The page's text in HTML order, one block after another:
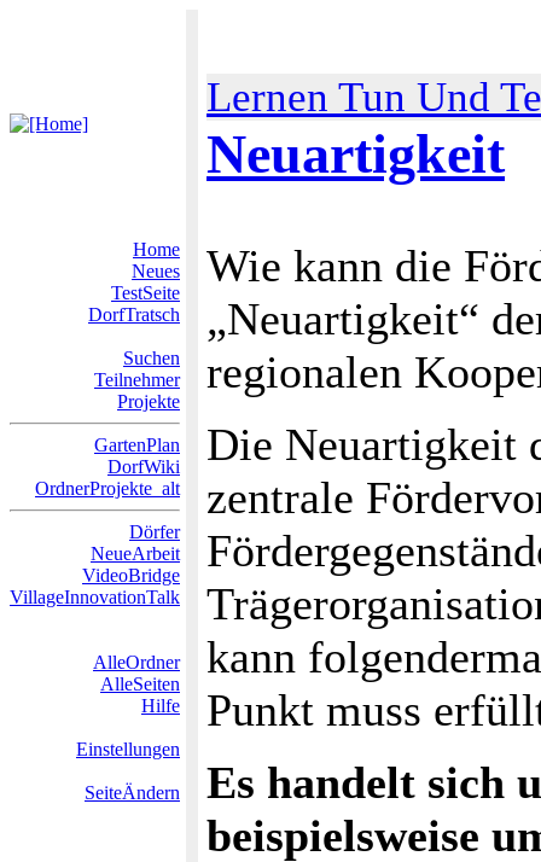
Lernen Tun Und
Neuartigkeit
Home
Neues
TestSeite
DorfTratsch
Suchen
Teilnehmer
Projekte
GartenPlan
DorfWiki
OrdnerProjekte_alt
Dörfer
NeueArbeit
VideoBridge
VillageInnovationTalk
AlleOrdner
AlleSeiten
Hilfe
Einstellungen
SeiteÄndern
Wie kann die
„Neuartigkeit“
regionalen
Die Neuartigkeit
zentrale
kann
Punkt muss
Es handelt sich
beispielsweise